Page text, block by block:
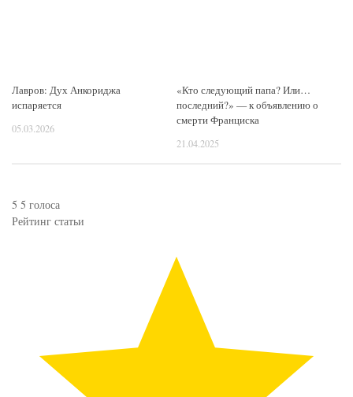
Лавров: Дух Анкориджа
испаряется
05.03.2026
«Кто следующий папа? Или…
последний?» — к объявлению о
смерти Франциска
21.04.2025
5 5 голоса
Рейтинг статьи